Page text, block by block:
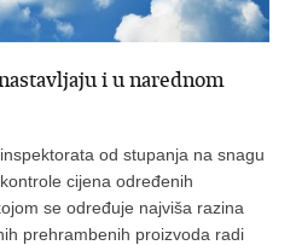
i u narednom
od stupanja na snagu
cijena određenih
se određuje najviša razina
prehrambenih proizvoda radi